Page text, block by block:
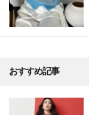
おすすめ記事